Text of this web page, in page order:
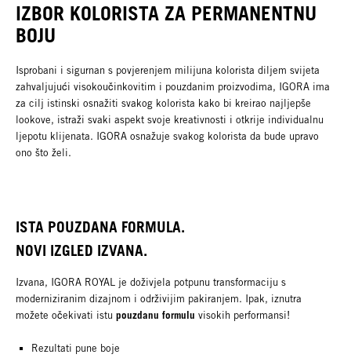
IZBOR KOLORISTA ZA PERMANENTNU
BOJU
Isprobani i sigurnan s povjerenjem milijuna kolorista diljem svijeta
zahvaljujući visokoučinkovitim i pouzdanim proizvodima, IGORA ima
za cilj istinski osnažiti svakog kolorista kako bi kreirao najljepše
lookove, istraži svaki aspekt svoje kreativnosti i otkrije individualnu
ljepotu klijenata. IGORA osnažuje svakog kolorista da bude upravo
ono što želi.
ISTA POUZDANA FORMULA.
NOVI IZGLED IZVANA.
Izvana, IGORA ROYAL je doživjela potpunu transformaciju s
moderniziranim dizajnom i održivijim pakiranjem. Ipak, iznutra
možete očekivati istu pouzdanu formulu visokih performansi!
Rezultati pune boje